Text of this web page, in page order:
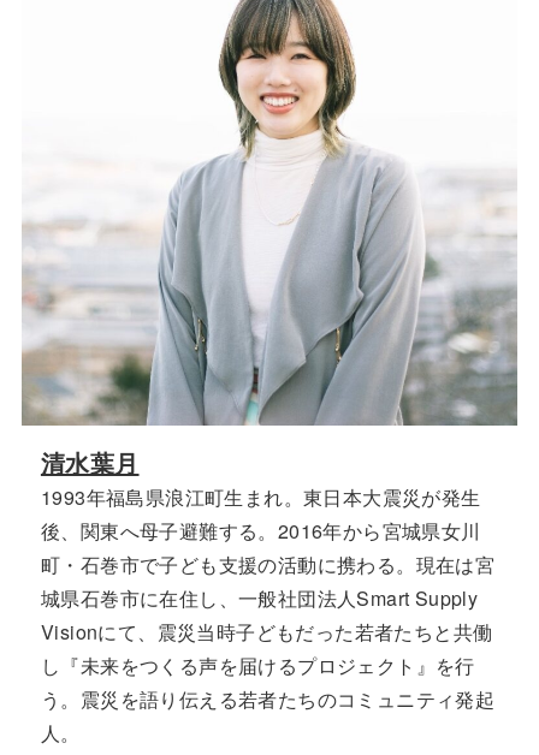
清水葉月
1993年福島県浪江町生まれ。東日本大震災が発生
後、関東へ母子避難する。2016年から宮城県女川
町・石巻市で子ども支援の活動に携わる。現在は宮
城県石巻市に在住し、一般社団法人Smart Supply
Visionにて、震災当時子どもだった若者たちと共働
し『未来をつくる声を届けるプロジェクト』を行
う。震災を語り伝える若者たちのコミュニティ発起
人。